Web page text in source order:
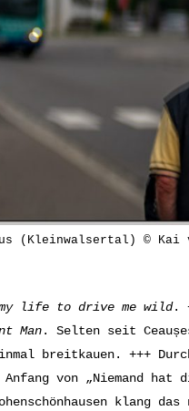
(Kleinwalsertal) © Kai
life to drive me wild.
Man. Selten seit
breitkauen. +++
Anfang von „Niemand
klang